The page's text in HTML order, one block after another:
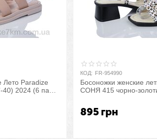
Лето Paradize
2024 (6 пар
КОД: FR-954990
Босоножки женские
СОНЯ 415 чорно-
895 грн